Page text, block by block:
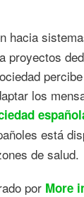
hacia
proyectos
los
está
de salud.
por More